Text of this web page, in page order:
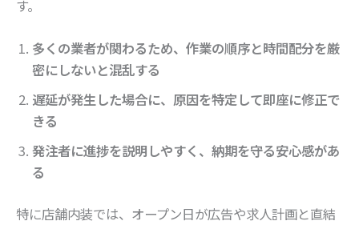
す。
多くの業者が関わるため、作業の順序と時間配分を厳
密にしないと混乱する
遅延が発生した場合に、原因を特定して即座に修正で
きる
発注者に進捗を説明しやすく、納期を守る安心感があ
る
特に店舗内装では、オープン日が広告や求人計画と直結